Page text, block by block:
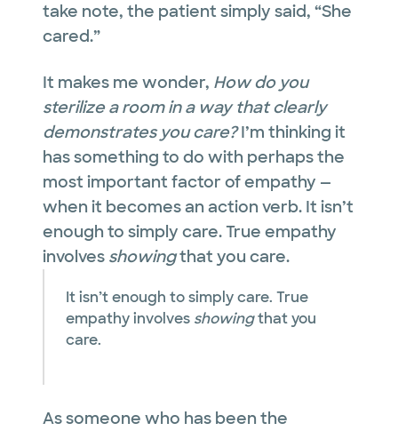
take note, the patient simply said, “She
cared.”
It makes me wonder, How do you
sterilize a room in a way that clearly
demonstrates you care?I’m thinking it
has something to do with perhaps the
most important factor of empathy —
when it becomes an action verb. It isn’t
enough to simply care. True empathy
involves showingthat you care.
It isn’t enough to simply care. True
empathy involves showingthat you
care.
As someone who has been the